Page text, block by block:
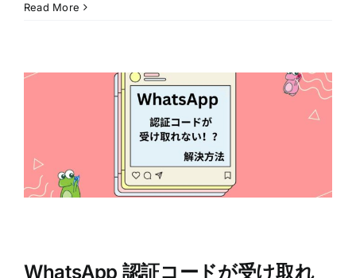
Read More
WhatsApp 認証コードが受け取れ